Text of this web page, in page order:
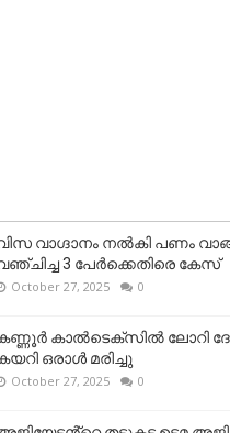
വാഗ്ദാനം നൽകി പണം
3 പേർക്കെതിരെ കേസ്
October 27, 2025 0
കാല്‍ടെക്‌സില്‍ ലോറി
ഒരാള്‍ മരിച്ചു
October 27, 2025 0